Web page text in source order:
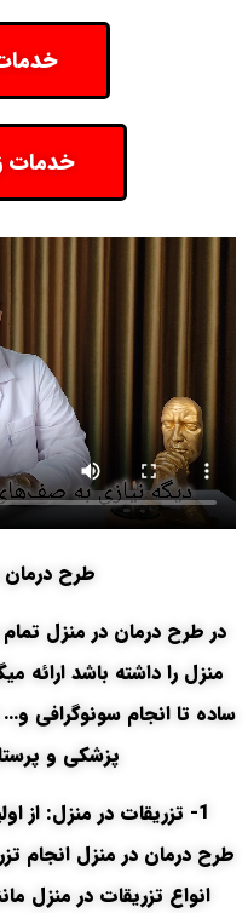
خدمات
طرح
در طرح درمان در منزل
منزل را داشته باشد ارائه
ساده تا انجام سونوگرافی
پزشکی و
1- تزریقات در منزل:
طرح درمان در منزل انجام
انواع تزریقات در منزل